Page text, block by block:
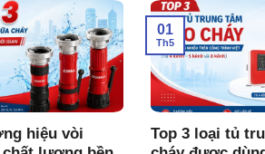
hiệu vòi
Top 3 loại tủ
01
Th5